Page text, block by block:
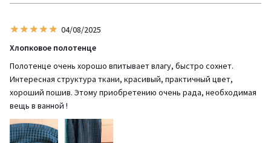
04/08/2025
Хлопковое полотенце
Полотенце очень хорошо впитывает влагу, быстро сохнет.
Интересная структура ткани, красивый, практичный цвет,
хороший пошив. Этому приобретению очень рада, необходимая
вещь в ванной !